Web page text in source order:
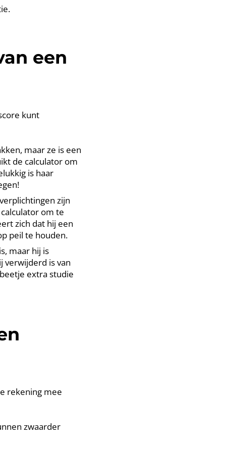
een
kunt
maar ze is een
de calculator om
is haar
zijn
om te
zich dat hij een
peil te houden.
maar hij is
verwijderd is van
extra studie
rekening mee
zwaarder